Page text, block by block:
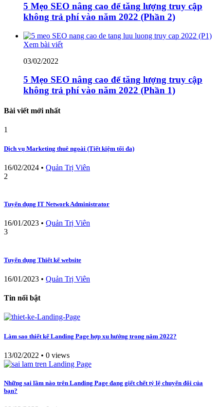
5 Mẹo SEO nâng cao để tăng lượng truy cập
không trả phí vào năm 2022 (Phần 2)
Xem bài viết
03/02/2022
5 Mẹo SEO nâng cao để tăng lượng truy cập
không trả phí vào năm 2022 (Phần 1)
Bài viết mới nhất
1
Dịch vụ Marketing thuê ngoài (Tiết kiệm tối đa)
16/02/2024 • Quản Trị Viên
2
Tuyển dụng IT Network Administrator
16/01/2023 • Quản Trị Viên
3
Tuyển dụng Thiết kế website
16/01/2023 • Quản Trị Viên
Tin nổi bật
Làm sao thiết kế Landing Page hợp xu hướng trong năm 2022?
13/02/2022 • 0 views
Những sai lầm nào trên Landing Page đang giết chết tỷ lệ chuyển đổi của
bạn?